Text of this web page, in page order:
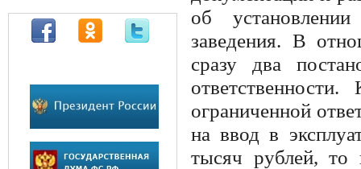
об
заведения. В
сразу два
ограниченной
на ввод в
тысяч рублей,